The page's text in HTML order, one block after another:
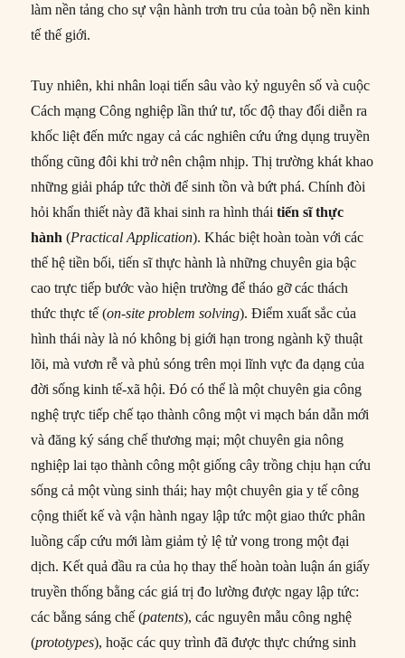
làm nền tảng cho sự vận hành trơn tru của toàn bộ nền kinh
tế thế giới.
Tuy nhiên, khi nhân loại tiến sâu vào kỷ nguyên số và cuộc
Cách mạng Công nghiệp lần thứ tư, tốc độ thay đổi diễn ra
khốc liệt đến mức ngay cả các nghiên cứu ứng dụng truyền
thống cũng đôi khi trở nên chậm nhịp. Thị trường khát khao
những giải pháp tức thời để sinh tồn và bứt phá. Chính đòi
hỏi khẩn thiết này đã khai sinh ra hình tháitiến sĩ thực
hành (Practical Application). Khác biệt hoàn toàn với các
thế hệ tiền bối, tiến sĩ thực hành là những chuyên gia bậc
cao trực tiếp bước vào hiện trường để tháo gỡ các thách
thức thực tế (on-site problem solving). Điểm xuất sắc của
hình thái này là nó không bị giới hạn trong ngành kỹ thuật
lõi, mà vươn rễ và phủ sóng trên mọi lĩnh vực đa dạng của
đời sống kinh tế-xã hội. Đó có thể là một chuyên gia công
nghệ trực tiếp chế tạo thành công một vi mạch bán dẫn mới
và đăng ký sáng chế thương mại; một chuyên gia nông
nghiệp lai tạo thành công một giống cây trồng chịu hạn cứu
sống cả một vùng sinh thái; hay một chuyên gia y tế công
cộng thiết kế và vận hành ngay lập tức một giao thức phân
luồng cấp cứu mới làm giảm tỷ lệ tử vong trong một đại
dịch. Kết quả đầu ra của họ thay thế hoàn toàn luận án giấy
truyền thống bằng các giá trị đo lường được ngay lập tức:
các bằng sáng chế (patents), các nguyên mẫu công nghệ
(prototypes), hoặc các quy trình đã được thực chứng sinh